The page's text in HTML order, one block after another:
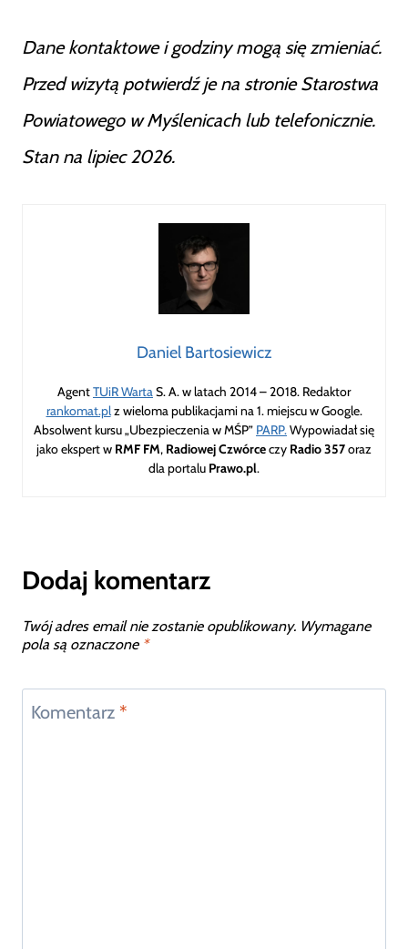
Dane kontaktowe i godziny mogą się zmieniać.
Przed wizytą potwierdź je na stronie Starostwa
Powiatowego w Myślenicach lub telefonicznie.
Stan na lipiec 2026.
Daniel Bartosiewicz
AgentTUiR WartaS. A. w latach 2014 – 2018. Redaktor
rankomat.plz wieloma publikacjami na 1. miejscu w Google.
Absolwent kursu „Ubezpieczenia w MŚP” PARP.Wypowiadał się
jako ekspert w RMF FM, Radiowej Czwórceczy Radio 357oraz
dla portalu Prawo.pl.
Dodaj komentarz
Twój adres email nie zostanie opublikowany. Wymagane
pola są oznaczone *
Komentarz *